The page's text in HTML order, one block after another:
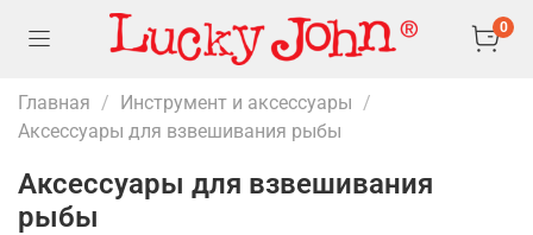
0
Главная
Инструмент и аксессуары
Аксессуары для взвешивания рыбы
Аксессуары для взвешивания
рыбы